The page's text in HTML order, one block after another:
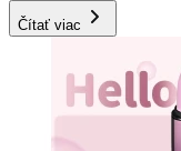
Čítať viac